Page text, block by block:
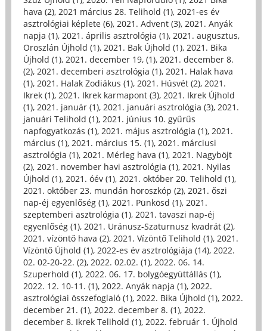
hava (2), 2021 március 28. Telihold (1), 2021-es év
asztrológiai képlete (6), 2021. Advent (3), 2021. Anyák
napja (1), 2021. április asztrológia (1), 2021. augusztus,
Oroszlán Újhold (1), 2021. Bak Újhold (1), 2021. Bika
Újhold (1), 2021. december 19, (1), 2021. december 8.
(2), 2021. decemberi asztrológia (1), 2021. Halak hava
(1), 2021. Halak Zodiákus (1), 2021. Húsvét (2), 2021.
Ikrek (1), 2021. Ikrek karmapont (3), 2021. Ikrek Újhold
(1), 2021. január (1), 2021. januári asztrológia (3), 2021.
januári Telihold (1), 2021. június 10. gyűrűs
napfogyatkozás (1), 2021. május asztrológia (1), 2021.
március (1), 2021. március 15. (1), 2021. márciusi
asztrológia (1), 2021. Mérleg hava (1), 2021. Nagyböjt
(2), 2021. november havi asztrológia (1), 2021. Nyilas
Újhold (1), 2021. óév (1), 2021. október 20. Telihold (1),
2021. október 23. mundán horoszkóp (2), 2021. őszi
nap-éj egyenlőség (1), 2021. Pünkösd (1), 2021.
szeptemberi asztrológia (1), 2021. tavaszi nap-éj
egyenlőség (1), 2021. Uránusz-Szaturnusz kvadrát (2),
2021. vízöntő hava (2), 2021. Vízöntő Telihold (1), 2021.
Vízöntő Újhold (1), 2022-es év asztrológiája (14), 2022.
02. 02-20-22. (2), 2022. 02.02. (1), 2022. 06. 14.
Szuperhold (1), 2022. 06. 17. bolygóegyüttállás (1),
2022. 12. 10-11. (1), 2022. Anyák napja (1), 2022.
asztrológiai összefoglaló (1), 2022. Bika Újhold (1), 2022.
december 21. (1), 2022. december 8. (1), 2022.
december 8. Ikrek Telihold (1), 2022. február 1. Újhold